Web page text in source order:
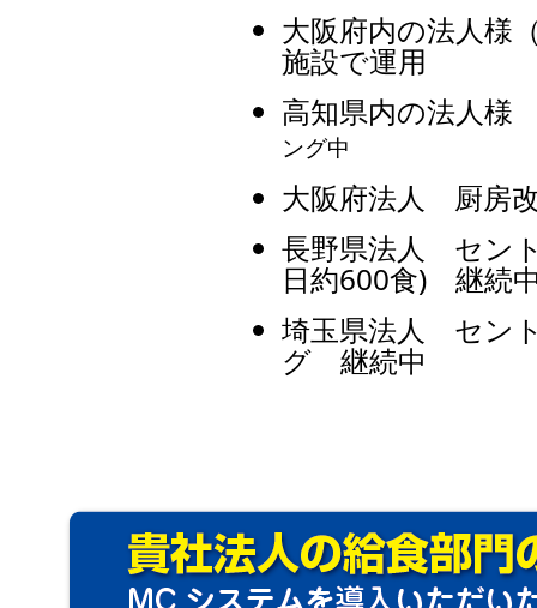
大阪府内の法人様
施設で運用
高知県内の法人
ング中
大阪府法人 厨房
長野県法人 セン
日約600食) 継続
埼玉県法人 セン
グ 継続中